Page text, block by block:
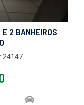
E 2 BANHEIROS
24147